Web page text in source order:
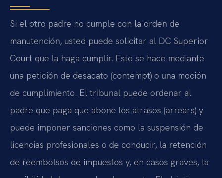
Si el otro padre no cumple con la orden de
manutención, usted puede solicitar al DC Superior
Court que la haga cumplir. Esto se hace mediante
una petición de desacato (contempt) o una moción
de cumplimiento. El tribunal puede ordenar al
padre que paga que abone los atrasos (arrears) y
puede imponer sanciones como la suspensión de
licencias profesionales o de conducir, la retención
de reembolsos de impuestos y, en casos graves, la